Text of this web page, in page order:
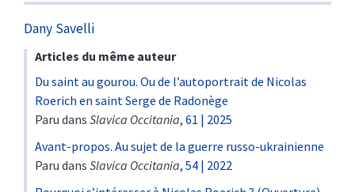
Dany Savelli
Articles du même auteur
Du saint au gourou. Ou de l’autoportrait de Nicolas
Roerich en saint Serge de Radonège
Paru dans Slavica Occitania, 61 | 2025
Avant-propos. Au sujet de la guerre russo-ukrainienne
Paru dans Slavica Occitania, 54 | 2022